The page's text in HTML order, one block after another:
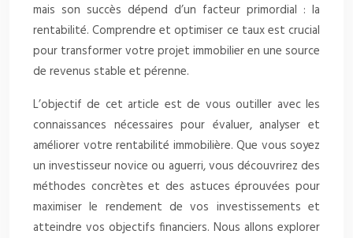
mais son succès dépend d’un facteur primordial : la
rentabilité. Comprendre et optimiser ce taux est crucial
pour transformer votre projet immobilier en une source
de revenus stable et pérenne.
L’objectif de cet article est de vous outiller avec les
connaissances nécessaires pour évaluer, analyser et
améliorer votre rentabilité immobilière. Que vous soyez
un investisseur novice ou aguerri, vous découvrirez des
méthodes concrètes et des astuces éprouvées pour
maximiser le rendement de vos investissements et
atteindre vos objectifs financiers. Nous allons explorer